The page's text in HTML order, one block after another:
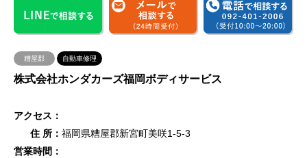
糟屋郡 自動車修理
株式会社ホンダカーズ福岡ボディサービス
アクセス：
住 所： 福岡県糟屋郡新宮町美咲1-5-3
営業時間：